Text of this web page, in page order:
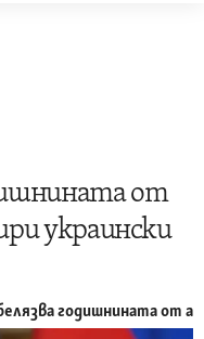
от
украински
годишнината от